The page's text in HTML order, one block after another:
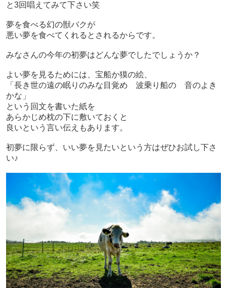
と3回唱えてみて下さい笑
夢を食べる幻の獣バクが
悪い夢を食べてくれるとされるからです。
みなさんの今年の初夢はどんな夢でしたでしょうか？
よい夢を見るためには、宝船か獏の絵、
「長き世の遠の眠りのみな目覚め 波乗り船の 音のよき
かな」
という回文を書いた紙を
あらかじめ枕の下に敷いておくと
良いという言い伝えもあります。
初夢に限らず、いい夢を見たいという方はぜひお試し下さ
い♪